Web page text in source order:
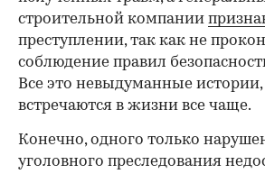
строительной компании
преступлении, так как не
соблюдение правил
Все это невыдуманные
встречаются в жизни все чаще.
Конечно, одного только
уголовного преследования